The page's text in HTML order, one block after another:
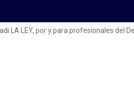
LA LEY, por y para profesionales del